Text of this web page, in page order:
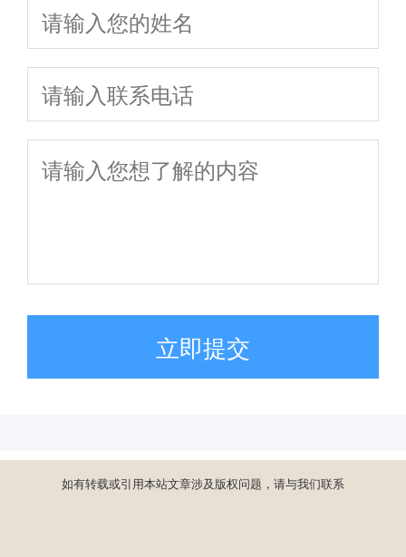
立即提交
如有转载或引用本站文章涉及版权问题，请与我们联系